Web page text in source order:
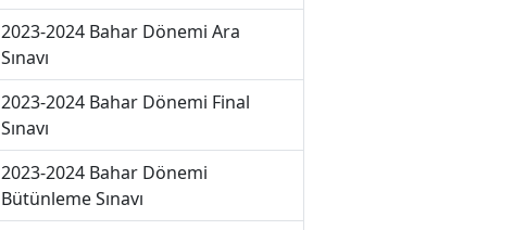
2023-2024 Bahar Dönemi Ara
Sınavı
2023-2024 Bahar Dönemi Final
Sınavı
2023-2024 Bahar Dönemi
Bütünleme Sınavı